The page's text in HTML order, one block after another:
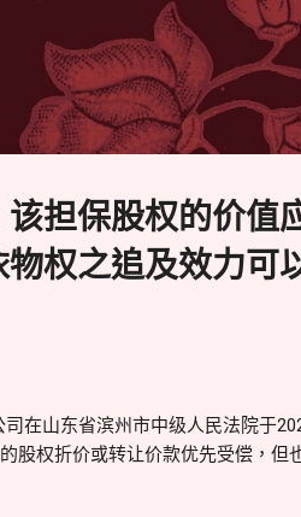
担保股权的价值
权之追及效力可
在山东省滨州市中级人民法院于
股权折价或转让价款优先受偿，但